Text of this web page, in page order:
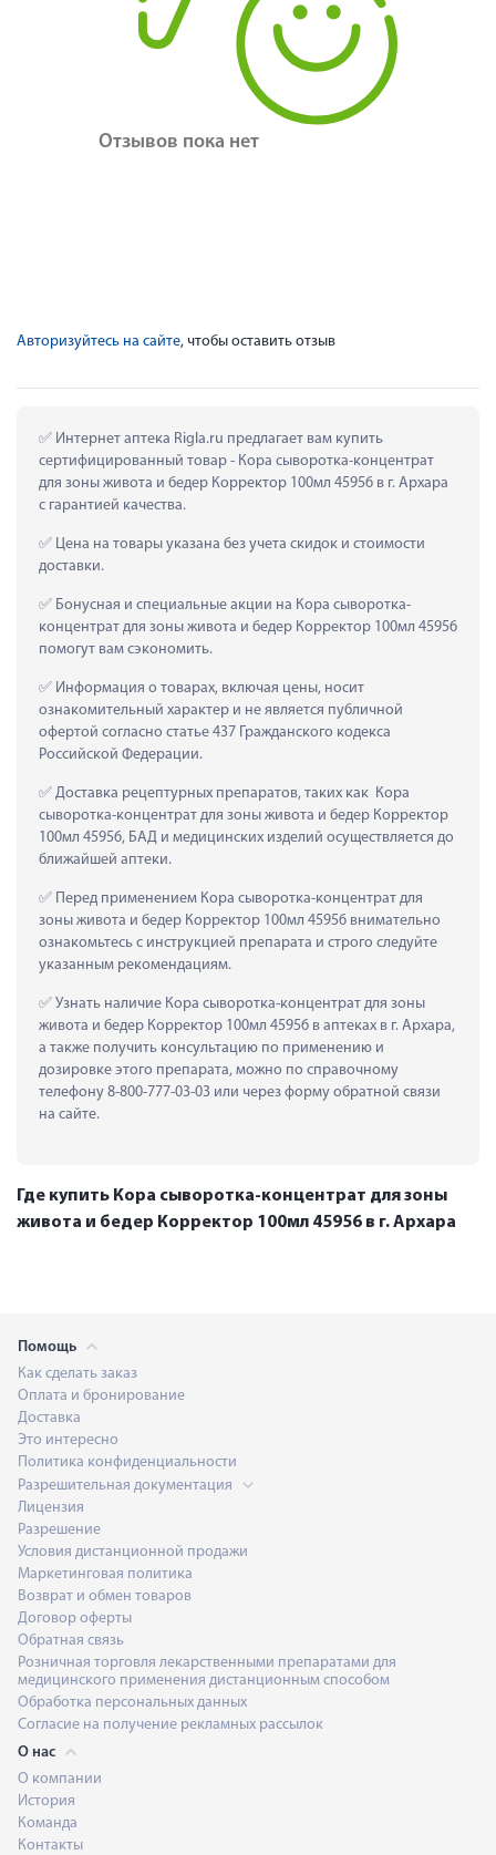
Отзывов пока нет
Авторизуйтесь на сайте, чтобы оставить отзыв
Интернет аптека Rigla.ru предлагает вам купить
сертифицированный товар - Кора сыворотка-концентрат
для зоны живота и бедер Корректор 100мл 45956 в г. Архара
с гарантией качества.
Цена на товары указана без учета скидок и стоимости
доставки.
Бонусная и специальные акции на Кора сыворотка-
концентрат для зоны живота и бедер Корректор 100мл 45956
помогут вам сэкономить.
Информация о товарах, включая цены, носит
ознакомительный характер и не является публичной
офертой согласно статье 437 Гражданского кодекса
Российской Федерации.
Доставка рецептурных препаратов, таких как  Кора
сыворотка-концентрат для зоны живота и бедер Корректор
100мл 45956, БАД и медицинских изделий осуществляется до
ближайшей аптеки.
Перед применением Кора сыворотка-концентрат для
зоны живота и бедер Корректор 100мл 45956 внимательно
ознакомьтесь с инструкцией препарата и строго следуйте
указанным рекомендациям.
Узнать наличие Кора сыворотка-концентрат для зоны
живота и бедер Корректор 100мл 45956 в аптеках в г. Архара,
а также получить консультацию по применению и
дозировке этого препарата, можно по справочному
телефону 8-800-777-03-03 или через форму обратной связи
на сайте.
Где купить Кора сыворотка-концентрат для зоны
живота и бедер Корректор 100мл 45956 в г. Архара
Помощь
Как сделать заказ
Оплата и бронирование
Доставка
Это интересно
Политика конфиденциальности
Разрешительная документация
Лицензия
Разрешение
Условия дистанционной продажи
Маркетинговая политика
Возврат и обмен товаров
Договор оферты
Обратная связь
Розничная торговля лекарственными препаратами для
медицинского применения дистанционным способом
Обработка персональных данных
Согласие на получение рекламных рассылок
О нас
О компании
История
Команда
Контакты